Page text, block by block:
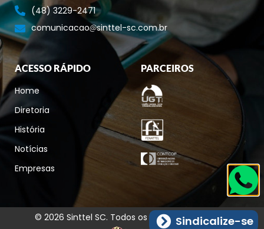
(48) 3229-2471
comunicacao
sinttel-sc.com.br
ACESSO RÁPIDO
Home
Diretoria
História
Notícias
Empresas
PARCEIROS
© 2026 Sinttel SC. Todos os direitos reservados.
Sindicalize-se